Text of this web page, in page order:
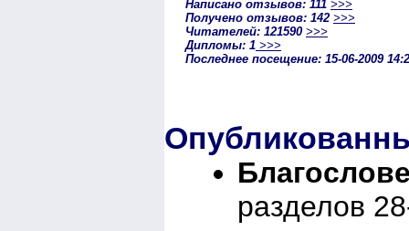
Написано отзывов: 111 >>>
Получено отзывов: 142 >>>
Читателей: 121590 >>>
Дипломы: 1 >>>
Последнее посещение: 15-06-2009
разделов